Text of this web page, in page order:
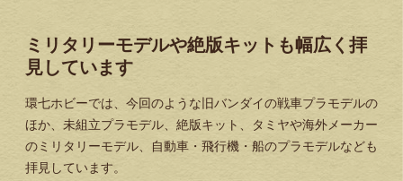
ミリタリーモデルや絶版キットも幅広く拝
見しています
環七ホビーでは、今回のような旧バンダイの戦車プラモデルの
ほか、未組立プラモデル、絶版キット、タミヤや海外メーカー
のミリタリーモデル、自動車・飛行機・船のプラモデルなども
拝見しています。